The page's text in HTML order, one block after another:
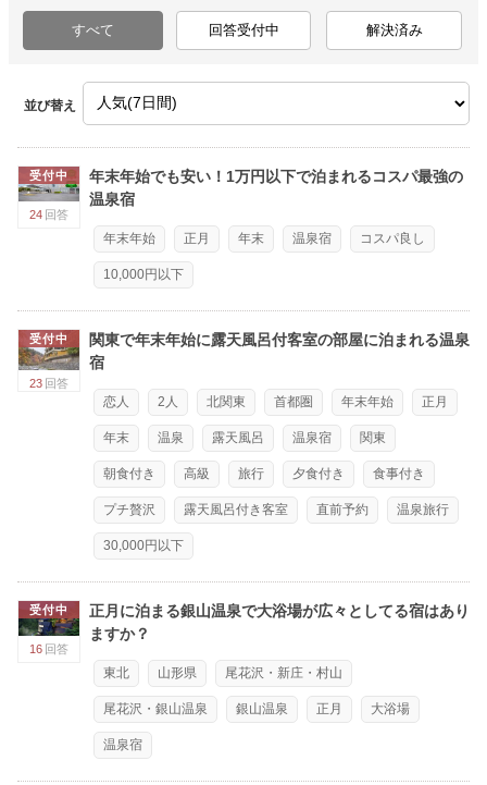
すべて 回答受付中 解決済み
並び替え
受付中
24 回答
年末年始でも安い！1万円以下で泊まれるコスパ最強の
温泉宿
年末年始 正月 年末 温泉宿 コスパ良し
10,000円以下
受付中
23 回答
関東で年末年始に露天風呂付客室の部屋に泊まれる温泉
宿
恋人 2人 北関東 首都圏 年末年始 正月
年末 温泉 露天風呂 温泉宿 関東
朝食付き 高級 旅行 夕食付き 食事付き
プチ贅沢 露天風呂付き客室 直前予約 温泉旅行
30,000円以下
受付中
16 回答
正月に泊まる銀山温泉で大浴場が広々としてる宿はあり
ますか？
東北 山形県 尾花沢・新庄・村山
尾花沢・銀山温泉 銀山温泉 正月 大浴場
温泉宿